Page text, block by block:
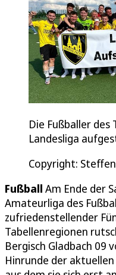
Die Fußballer des
Landesliga
Copyright:
Fußball Am Ende der
Amateurliga des
zufriedenstellender
Tabellenregionen
Bergisch Gladbach 09
Hinrunde der aktuellen